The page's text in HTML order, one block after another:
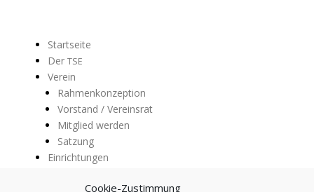
Cookie-Zustimmung
Startseite
Der TSE
Verein
Rahmenkonzeption
Vorstand / Vereinsrat
Mitglied werden
Satzung
Einrichtungen